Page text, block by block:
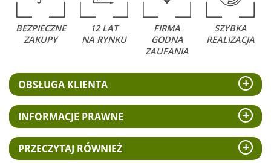
BEZPIECZNE
ZAKUPY
12 LAT
NA RYNKU
FIRMA
GODNA
ZAUFANIA
SZYBKA
REALIZACJA
OBSŁUGA KLIENTA
INFORMACJE PRAWNE
PRZECZYTAJ RÓWNIEŻ